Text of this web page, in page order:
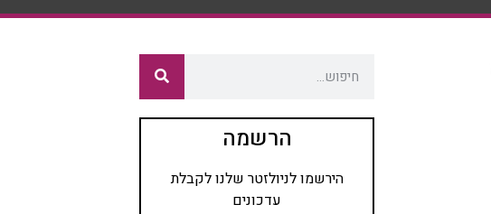
הרשמה
הירשמו לניולזטר שלנו לקבלת
עדכונים